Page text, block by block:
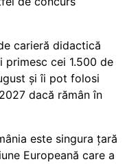
carieră didactică
primesc cei 1.500 de
și îi pot folosi
dacă rămân în
este singura țară
Europeană care a